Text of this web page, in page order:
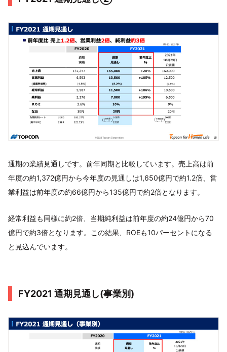
通期の業績見通しです。前年同期と比較しています。売上高は前
年度の約1,372億円から今年度の見通しは1,650億円で約1.2倍、営
業利益は前年度の約66億円から135億円で約2倍となります。
経常利益も同様に約2倍、当期純利益は前年度の約24億円から70
億円で約3倍となります。この結果、ROEも10パーセントになる
と見込んでいます。
FY2021 通期見通し(事業別)